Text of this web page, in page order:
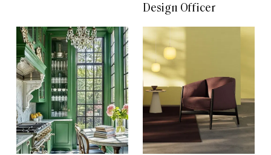
Design Officer